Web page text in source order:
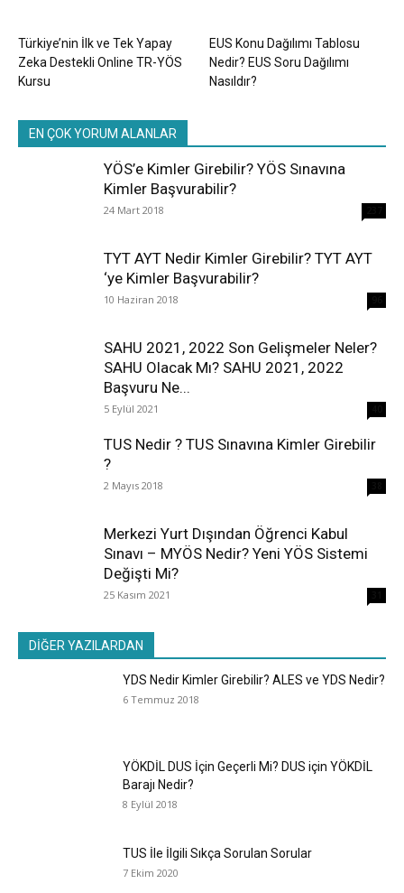
Türkiye’nin İlk ve Tek Yapay
Zeka Destekli Online TR-YÖS
Kursu
EUS Konu Dağılımı Tablosu
Nedir? EUS Soru Dağılımı
Nasıldır?
EN ÇOK YORUM ALANLAR
YÖS’e Kimler Girebilir? YÖS Sınavına
Kimler Başvurabilir?
24 Mart 2018
TYT AYT Nedir Kimler Girebilir? TYT AYT
‘ye Kimler Başvurabilir?
10 Haziran 2018
SAHU 2021, 2022 Son Gelişmeler Neler?
SAHU Olacak Mı? SAHU 2021, 2022
Başvuru Ne...
5 Eylül 2021
TUS Nedir ? TUS Sınavına Kimler Girebilir
?
2 Mayıs 2018
Merkezi Yurt Dışından Öğrenci Kabul
Sınavı – MYÖS Nedir? Yeni YÖS Sistemi
Değişti Mi?
25 Kasım 2021
DİĞER YAZILARDAN
YDS Nedir Kimler Girebilir? ALES ve YDS Nedir?
6 Temmuz 2018
YÖKDİL DUS İçin Geçerli Mi? DUS için YÖKDİL
Barajı Nedir?
8 Eylül 2018
TUS İle İlgili Sıkça Sorulan Sorular
7 Ekim 2020